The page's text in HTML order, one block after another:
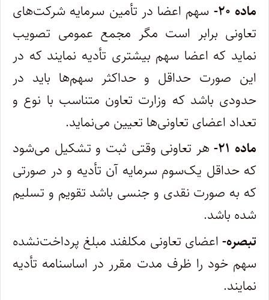
ماده ۲۰-
سهم اعضا در تأمین سرمایه شرکت‌های
تعاونی برابر است مگر مجمع عمومی تصویب
نماید که اعضا سهم بیشتری تأدیه نمایند که در
این صورت حداقل و حداکثر سهم‌ها باید در
حدودی باشد که وزارت تعاون متناسب با نوع و
تعداد اعضای تعاونی‌ها تعیین می‌نماید.
ماده ۲۱-
هر تعاونی وقتی ثبت و تشکیل می‌شود
که حداقل یک‌سوم سرمایه آن تأدیه و در صورتی
که به صورت نقدی و جنسی باشد تقویم و تسلیم
شده باشد.
تبصره- اعضای تعاونی مکلفند مبلغ پرداخت‌نشده
سهم خود را ظرف مدت مقرر در اساسنامه تأدیه
نمایند.